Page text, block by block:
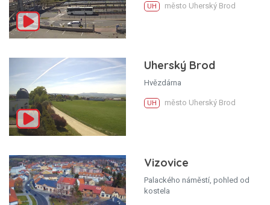
UH město Uherský Brod
Uherský Brod
Hvězdárna
UH město Uherský Brod
Vizovice
Palackého náměstí, pohled od
kostela